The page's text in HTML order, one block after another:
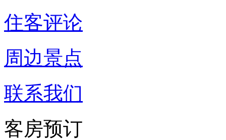
住客评论
周边景点
联系我们
客房预订